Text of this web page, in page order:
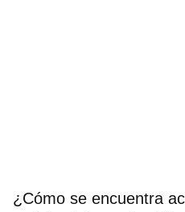
¿Cómo se encuentra